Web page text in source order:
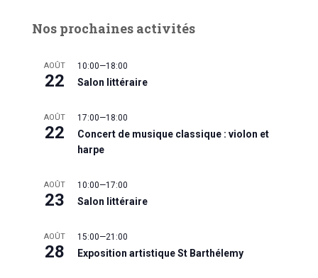
Nos prochaines activités
AOÛT
22
10:00—18:00
Salon littéraire
AOÛT
22
17:00—18:00
Concert de musique classique : violon et
harpe
AOÛT
23
10:00—17:00
Salon littéraire
AOÛT
28
15:00—21:00
Exposition artistique St Barthélemy